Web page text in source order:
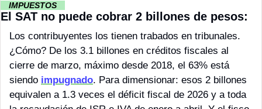
IMPUESTOS
El SAT no puede cobrar 2 billones de pesos:
Los contribuyentes los tienen trabados en tribunales.
¿Cómo? De los 3.1 billones en créditos fiscales al
cierre de marzo, máximo desde 2018, el 63% está
siendo impugnado. Para dimensionar: esos 2 billones
equivalen a 1.3 veces el déficit fiscal de 2026 y a toda